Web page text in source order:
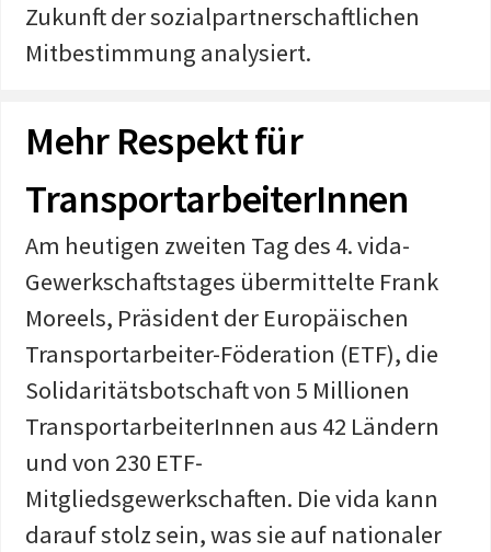
Zukunft der sozialpartnerschaftlichen
Mitbestimmung analysiert.
Mehr Respekt für
TransportarbeiterInnen
Am heutigen zweiten Tag des 4. vida-
Gewerkschaftstages übermittelte Frank
Moreels, Präsident der Europäischen
Transportarbeiter-Föderation (ETF), die
Solidaritätsbotschaft von 5 Millionen
TransportarbeiterInnen aus 42 Ländern
und von 230 ETF-
Mitgliedsgewerkschaften. Die vida kann
darauf stolz sein, was sie auf nationaler